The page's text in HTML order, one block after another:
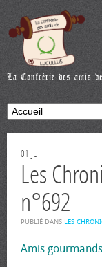
01 JUI
Les
n°692
PUBLIÉ DANS LES
Amis